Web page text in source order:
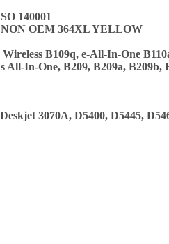
140001
OEM 364XL YELLOW
B109q, e-All-In-One
All-In-One, B209, B209a, B209b,
3070A, D5400, D5445,